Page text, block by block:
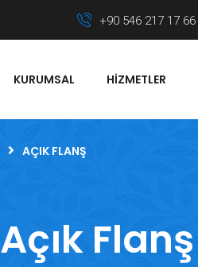
+90 546 217 17 66
KURUMSAL HIZMETLER
AÇIK FLANŞ
Açık Flanş